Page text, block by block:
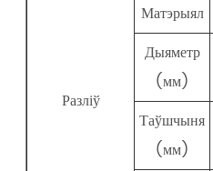
Разліў
Матэрыял
Дыяметр
(мм)
Таўшчыня
(мм)